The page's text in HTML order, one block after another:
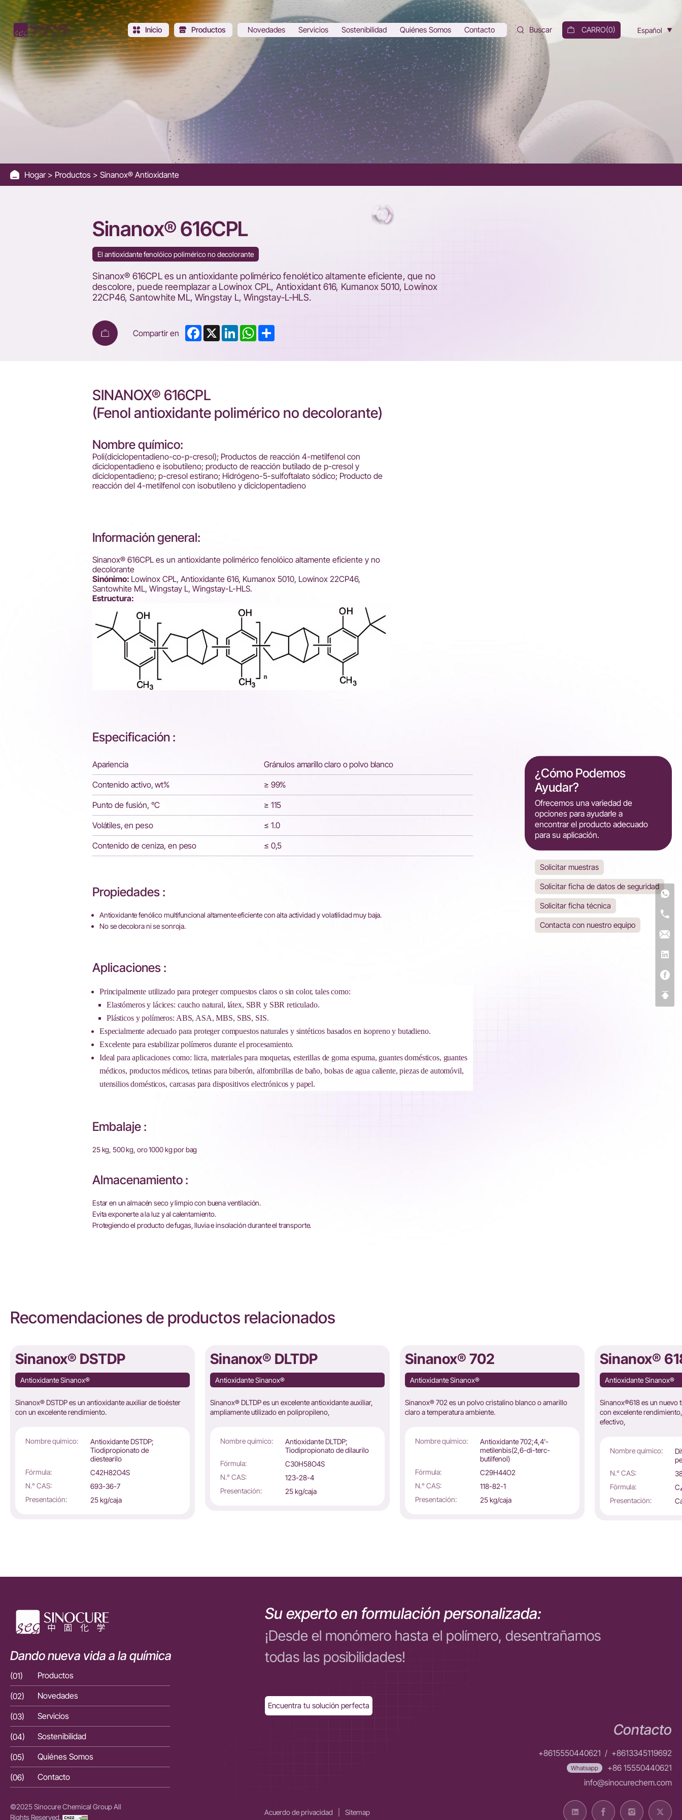
Sinanox®
616CPL
Inicio Productos Novedades Servicios Sostenibilidad Quiénes Somos Contacto Buscar CARRO(0) Español
Hogar Productos Sinanox® Antioxidante
Sinanox® 616CPL
El antioxidante fenolóico polimérico no decolorante
Sinanox® 616CPL es un antioxidante polimérico fenolético altamente eficiente, que no
descolore, puede reemplazar a Lowinox CPL, Antioxidant 616, Kumanox 5010, Lowinox
22CP46, Santowhite ML, Wingstay L, Wingstay-L-HLS.
Compartir en Facebook
X LinkedInWhatsApp
SINANOX® 616CPL
(Fenol antioxidante polimérico no decolorante)
Nombre químico:
Poli(diciclopentadieno-co-p-cresol); Productos de reacción 4-metilfenol con
diciclopentadieno e isobutileno; producto de reacción butilado de p-cresol y
diciclopentadieno; p-cresol estirano; Hidrógeno-5-sulfoftalato sódico; Producto de
reacción del 4-metilfenol con isobutileno y diciclopentadieno
Información general:
Sinanox® 616CPL es un antioxidante polimérico fenolóico altamente eficiente y no
decolorante
Sinónimo: Lowinox CPL, Antioxidante 616, Kumanox 5010, Lowinox 22CP46,
Santowhite ML, Wingstay L, Wingstay-L-HLS.
Estructura:
Especificación :
Apariencia
Gránulos amarillo claro o polvo blanco
Contenido activo, wt%
≥ 99%
Punto de fusión, °C
≥ 115
Volátiles, en peso
≤ 1.0
Contenido de ceniza, en peso
≤ 0,5
Propiedades :
Antioxidante fenólico multifuncional altamente eficiente con alta actividad y volatilidad muy baja.
No se decolora ni se sonroja.
Aplicaciones :
Principalmente utilizado para proteger compuestos claros o sin color, tales como:
Elastómeros y lácices: caucho natural, látex, SBR y SBR reticulado.
Plásticos y polímeros: ABS, ASA, MBS, SBS, SIS.
Especialmente adecuado para proteger compuestos naturales y sintéticos basados en isopreno y butadieno.
Excelente para estabilizar polímeros durante el procesamiento.
Ideal para aplicaciones como: licra, materiales para moquetas, esterillas de goma espuma, guantes domésticos, guantes
médicos, productos médicos, tetinas para biberón, alfombrillas de baño, bolsas de agua caliente, piezas de automóvil,
utensilios domésticos, carcasas para dispositivos electrónicos y papel.
Embalaje :
25 kg, 500 kg, oro 1000 kg por bag
Almacenamiento :
Estar en un almacén seco y limpio con buena ventilación.
Evita exponerte a la luz y al calentamiento.
Protegiendo el producto de fugas, lluvia e insolación durante el transporte.
¿Cómo Podemos
Ayudar?
Ofrecemos una variedad de
opciones para ayudarle a
encontrar el producto adecuado
para su aplicación.
Solicitar muestras
Solicitar ficha de datos de seguridad
Solicitar ficha técnica
Contacta con nuestro equipo
Recomendaciones de productos relacionados
Sinanox® DSTDP
Antioxidante Sinanox®
Sinanox® DSTDP es un antioxidante auxiliar de tioéster
con un excelente rendimiento.
Nombre químico:
Antioxidante DSTDP;
Tiodipropionato de
diestearilo
Fórmula:
C42H82O4S
N.° CAS:
693-36-7
Presentación:
25 kg/caja
Sinanox® DLTDP
Antioxidante Sinanox®
Sinanox® DLTDP es un excelente antioxidante auxiliar,
ampliamente utilizado en polipropileno,
Nombre químico:
Antioxidante DLTDP;
Tiodipropionato de dilaurilo
Fórmula:
C30H58O4S
N.° CAS:
123-28-4
Presentación:
25 kg/caja
Sinanox® 702
Antioxidante Sinanox®
Sinanox® 702 es un polvo cristalino blanco o amarillo
claro a temperatura ambiente.
Nombre químico:
Antioxidante 702;4,4'-
metilenbis(2,6-di-terc-
butilfenol)
Fórmula:
C29H44O2
N.° CAS:
118-82-1
Presentación:
25 kg/caja
Sinanox®
Antioxidante Sinanox®
Sinanox®618 es un
con excelente
efectivo,
Nombre químico:
N.° CAS:
Fórmula:
Presentación:
Dando nueva vida a la química
Su experto en formulación personalizada:
¡Desde el monómero hasta el polímero, desentrañamos
todas las posibilidades!
(01) Productos
(02)
Novedades
(03)
Servicios
(04)
Sostenibilidad
(05)
Quiénes Somos
(06)
Contacto
Encuentra tu solución perfecta
Contacto
+8615550440621 / +8613345119692
Whatsapp
+86 15550440621
info@sinocurechem.com
©2025 Sinocure Chemical Group All
Rights Reserved.
Acuerdo de privacidad Sitemap